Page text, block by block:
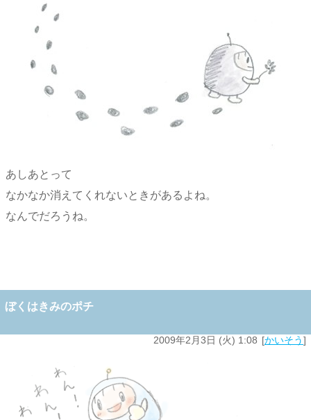
あしあとって
なかなか消えてくれないときがあるよね。
なんでだろうね。
ぼくはきみのポチ
2009年2月3日 (火) 1:08 かいそう